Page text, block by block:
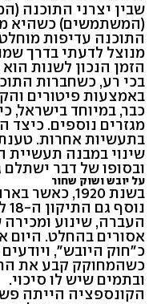
שבין יצרני התוכנה
(המשתמשים) כשהיא
התוכנה עדיפות
מנוצל לדעתי בדרך
הזמן הנכון לשנות
בכי רע, כשחברות
באמצעות פיטורים
כבר, במיוחד בישראל,
מגזרים נוספים. כיצד
בתעשיות אחרות.
שינוי במבנה תעשיית
ובסופו של דבר ישתלם
על יובש ושוק שחור
בשנת 1920,
העברה, שינוע
אסורים בהחלט. היום
כ"חוק היובש",
כשהמחוקק קבע את
ובתמים שיש לו סיכוי.
הקונספציה הייתה